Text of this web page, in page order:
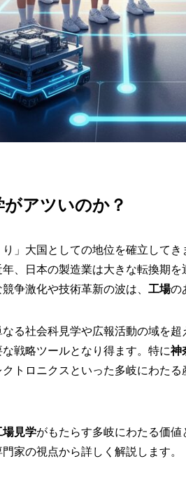
アツいのか？
」大国としての地位を確立して
、日本の製造業は大きな転換期
争激化や技術革新の波は、 工場の
なる社会科見学や広報活動の域を
戦略ツールとなり得ます。特に神
トロニクスといった多岐にわた
場見学がもたらす多岐にわたる価
家の視点から詳しく解説します。